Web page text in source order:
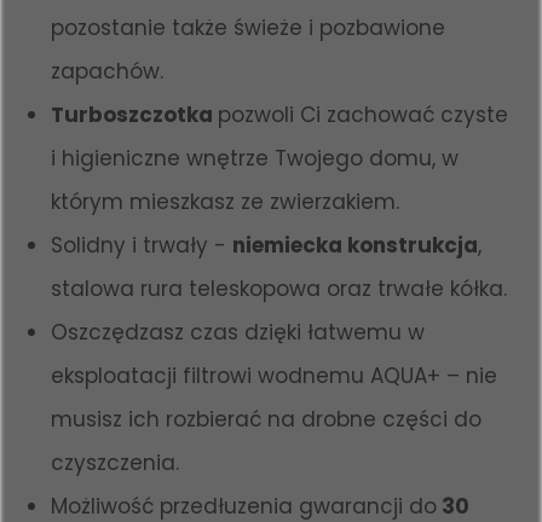
pozostanie także świeże i pozbawione
zapachów.
Turboszczotka pozwoli Ci zachować czyste
i higieniczne wnętrze Twojego domu, w
którym mieszkasz ze zwierzakiem.
Solidny i trwały - niemiecka konstrukcja,
stalowa rura teleskopowa oraz trwałe kółka.
Oszczędzasz czas dzięki łatwemu w
eksploatacji filtrowi wodnemu AQUA+ – nie
musisz ich rozbierać na drobne części do
czyszczenia.
Możliwość przedłuzenia gwarancji do 30